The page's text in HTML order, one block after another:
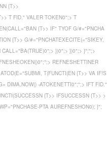
{T>>
T FID." VALER TOKEN0";> T
{T>> IF" TYOF G/#="PNCHA
{T>> G/#="PNCHATEXECITE(="SIKEY,
})0";> })0";> }";";>
REFNESHETTINER
T(FUNCTI(EN {T>> VA IF!S
DIMA.NOW() -ATOKENETTI0";";> IFT FID."
{T>> IFSUCCESSN {T>> >
PTA AUREFNESHON0); }";